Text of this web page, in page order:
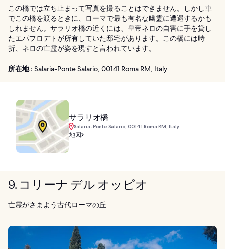
この橋では立ち止まって写真を撮ることはできません。しかし車
でこの橋を渡るときに、ローマで最も有名な幽霊に遭遇するかも
しれません。サラリオ橋の近くには、皇帝ネロの自害に手を貸し
たエパフロデトが所有していた邸宅があります。この橋には時
折、ネロの亡霊が姿を現すと言われています。
所在地 : Salaria-Ponte Salario, 00141 Roma RM, Italy
サラリオ橋
Salaria-Ponte Salario, 00141 Roma RM, Italy
地図
9. コリーナ デル オッピオ
亡霊がさまよう古代ローマの丘